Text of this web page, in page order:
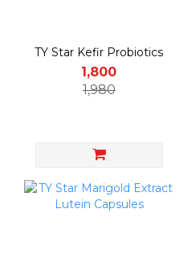
TY Star Kefir Probiotics
1,800
1,980